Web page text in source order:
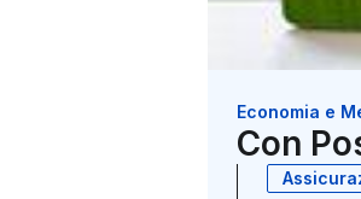
Economia e
Con